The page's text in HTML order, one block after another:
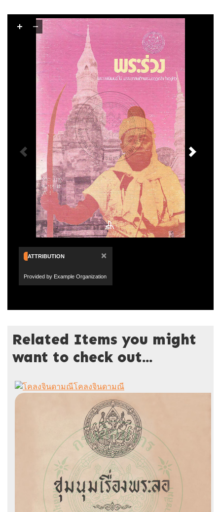
ATTRIBUTION ×
Provided by Example Organization
Related Items you might
want to check out...
โคลงจินดามณี